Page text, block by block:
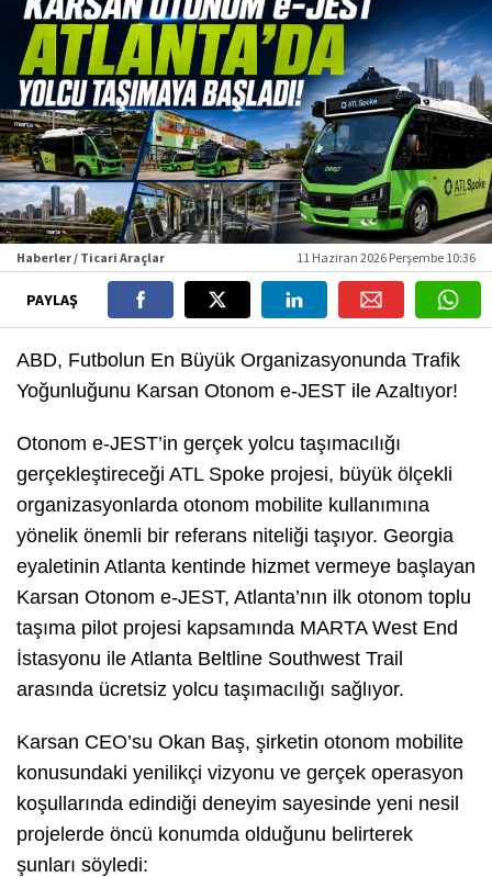
Haberler / Ticari Araçlar 11 Haziran 2026 Perşembe 10:36
PAYLAŞ
ABD, Futbolun En Büyük Organizasyonunda Trafik
Yoğunluğunu Karsan Otonom e-JEST ile Azaltıyor!
Otonom e-JEST’in gerçek yolcu taşımacılığı
gerçekleştireceği ATL Spoke projesi, büyük ölçekli
organizasyonlarda otonom mobilite kullanımına
yönelik önemli bir referans niteliği taşıyor. Georgia
eyaletinin Atlanta kentinde hizmet vermeye başlayan
Karsan Otonom e-JEST, Atlanta’nın ilk otonom toplu
taşıma pilot projesi kapsamında MARTA West End
İstasyonu ile Atlanta Beltline Southwest Trail
arasında ücretsiz yolcu taşımacılığı sağlıyor.
Karsan CEO’su Okan Baş, şirketin otonom mobilite
konusundaki yenilikçi vizyonu ve gerçek operasyon
koşullarında edindiği deneyim sayesinde yeni nesil
projelerde öncü konumda olduğunu belirterek
şunları söyledi: